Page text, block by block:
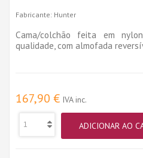
Fabricante: Hunter
Cama/colchão feita em
qualidade, com almofada
167,90 € IVA inc.
ADICIONAR AO